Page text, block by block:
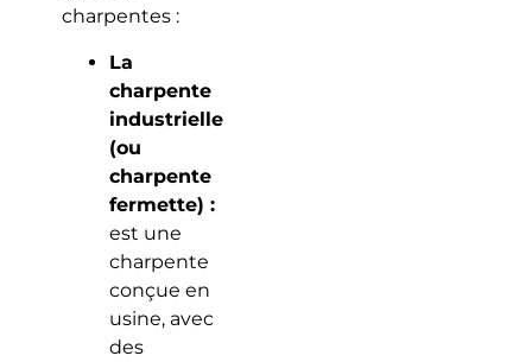
charpentes :
La
charpente
industrielle
(ou
charpente
fermette) :
est une
charpente
conçue en
usine, avec
des